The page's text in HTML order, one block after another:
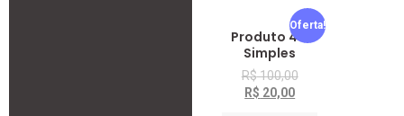
Oferta!
Produto 4 –
Simples
R$100,00
R$ 20,00